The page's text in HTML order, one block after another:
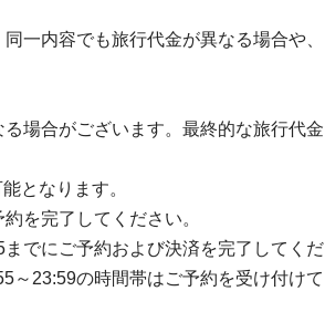
一内容でも旅行代金が異なる場合や、
場合がございます。最終的な旅行代金
となります。
を完了してください。
でにご予約および決済を完了してくだ
～23:59の時間帯はご予約を受け付けて